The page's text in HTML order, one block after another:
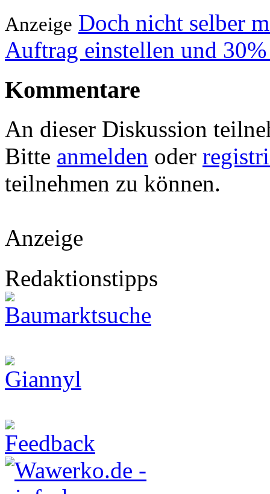
Anzeige Doch nicht selber
Auftrag einstellen und
Kommentare
An dieser Diskussion
Bitte anmelden oder
teilnehmen zu können.
Anzeige
Redaktionstipps